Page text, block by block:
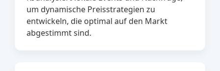
um dynamische Preisstrategien zu
entwickeln, die optimal auf den Markt
abgestimmt sind.